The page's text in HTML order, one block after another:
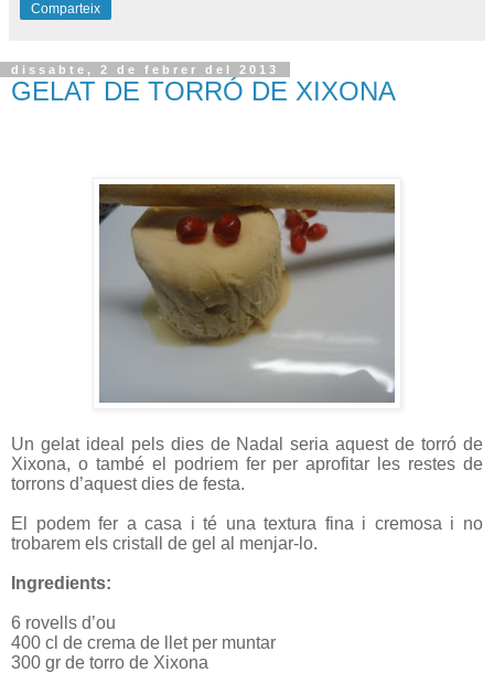
Comparteix
dissabte, 2 de febrer del 2013
GELAT DE TORRÓ DE XIXONA
Un gelat ideal pels dies de Nadal seria aquest de torró de
Xixona, o també el podriem fer per aprofitar les restes de
torrons d’aquest dies de festa.
El podem fer a casa i té una textura fina i cremosa i no
trobarem els cristall de gel al menjar-lo.
Ingredients:
6 rovells d’ou
400 cl de crema de llet per muntar
300 gr de torro de Xixona